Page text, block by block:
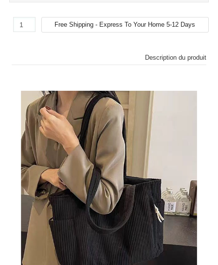
Description du produit